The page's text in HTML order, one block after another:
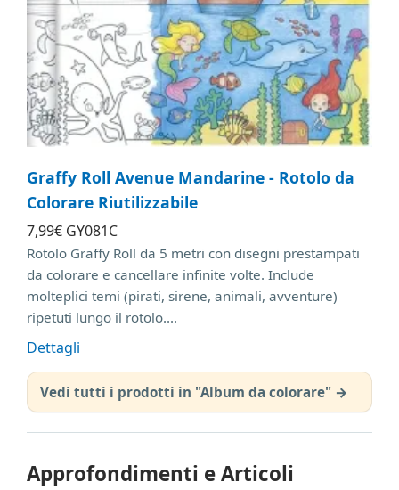
Graffy Roll Avenue Mandarine - Rotolo da
Colorare Riutilizzabile
7,99€ GY081C
Rotolo Graffy Roll da 5 metri con disegni prestampati
da colorare e cancellare infinite volte. Include
molteplici temi (pirati, sirene, animali, avventure)
ripetuti lungo il rotolo....
Dettagli
Vedi tutti i prodotti in "Album da colorare"
Approfondimenti e Articoli